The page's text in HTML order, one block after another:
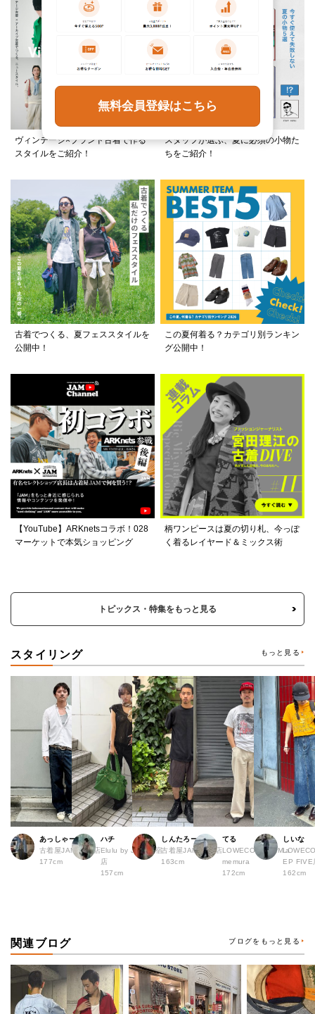
ヴィンテージ×ブランド古着で作る
スタイルをご紹介！
スタッフが選ぶ、夏に必須の小物た
ちをご紹介！
古着でつくる、夏フェススタイルを
公開中！
この夏何着る？カテゴリ別ランキン
グ公開中！
【YouTube】ARKnetsコラボ！028
マーケットで本気ショッピング
柄ワンピースは夏の切り札、今っぽ
く着るレイヤード＆ミックス術
トピックス・特集をもっと見る
スタイリング もっと見る
あっしゃー
古着屋JAM 原宿店
177cm
ハチ
Elulu by JAM 原宿
店
157cm
しんたろー
古着屋JAM 仙台店
163cm
てる
LOWECO by JAM a
memura
172cm
しいな
EP
162cm
関連ブログ ブログをもっと見る
無料会員登録はこちら